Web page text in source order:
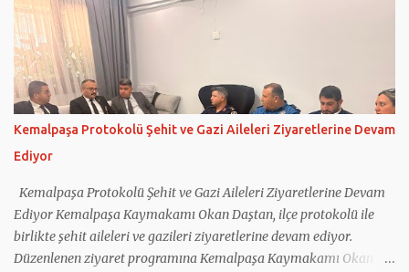
faaliyetleri hakkında Kaymakam Daştan’a bilgi verdi. Jandarma
personeliyle de bir araya gelen Kaymakam Okan Daştan,
vatandaşların huzur ve güvenliği için gece gündüz fedakârca
görev yapan tüm personele teşekkür ederek çalışmalarında
başarılar diledi.
Kemalpaşa Protokolü Şehit ve Gazi Aileleri Ziyaretlerine Devam
Ediyor
Kemalpaşa Protokolü Şehit ve Gazi Aileleri Ziyaretlerine Devam
Ediyor Kemalpaşa Kaymakamı Okan Daştan, ilçe protokolü ile
birlikte şehit aileleri ve gazileri ziyaretlerine devam ediyor.
Düzenlenen ziyaret programına Kemalpaşa Kaymakamı Okan